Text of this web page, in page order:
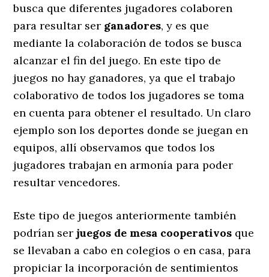
busca que diferentes jugadores colaboren
para resultar ser ganadores, y es que
mediante la colaboración de todos se busca
alcanzar el fin del juego. En este tipo de
juegos no hay ganadores, ya que el trabajo
colaborativo de todos los jugadores se toma
en cuenta para obtener el resultado. Un claro
ejemplo son los deportes donde se juegan en
equipos, allí observamos que todos los
jugadores trabajan en armonía para poder
resultar vencedores.
Este tipo de juegos anteriormente también
podrían serjuegos de mesa cooperativos que
se llevaban a cabo en colegios o en casa, para
propiciar la incorporación de sentimientos